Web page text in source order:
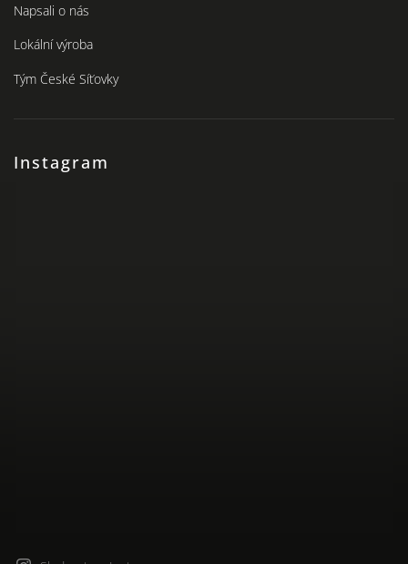
Napsali o nás
Lokální výroba
Tým České Síťovky
Instagram